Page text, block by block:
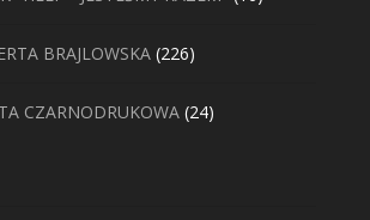
BRAJLOWSKA 226226
CZARNODRUKOWA 2424